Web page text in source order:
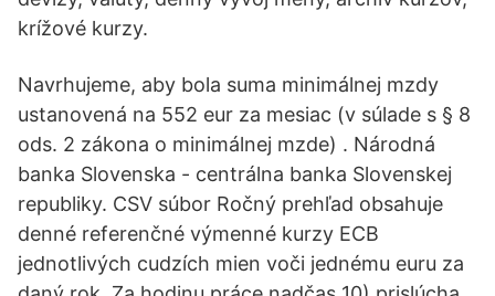
krížové kurzy.
Navrhujeme, aby bola suma minimálnej mzdy
ustanovená na 552 eur za mesiac (v súlade s § 8
ods. 2 zákona o minimálnej mzde) . Národná
banka Slovenska - centrálna banka Slovenskej
republiky. CSV súbor Ročný prehľad obsahuje
denné referenčné výmenné kurzy ECB
jednotlivých cudzích mien voči jednému euru za